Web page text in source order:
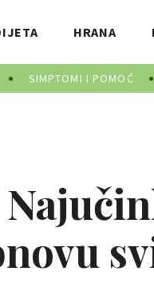
SIMPTOMI I POMOĆ
HRANA